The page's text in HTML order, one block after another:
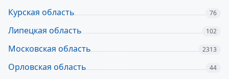
Курская область 76
Липецкая область 102
Московская область 2313
Орловская область 44